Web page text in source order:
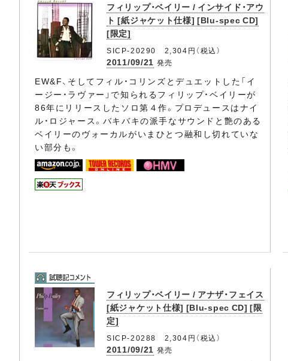
フィリップ・ベイリー / インサイド・アウ
ト [紙ジャケット仕様] [Blu-spec CD]
[限定]
SICP-20290 2,304円（税込）
2011/09/21 発売
EW&F、そしてフィル・コリンズとデュエットした「イ
ージー・ラヴァー」で知られるフィリップ・ベイリーが
86年にリリースしたソロ第４作。プロデュースはナイ
ル・ロジャース。バキバキの派手なサウンドと艶のある
ベイリーのヴォーカルがいまひとつ融和し切れていな
い部分も。
フィリップ・ベイリー / アナザ・フェイス
[紙ジャケット仕様] [Blu-spec CD] [限
定]
SICP-20288 2,304円（税込）
2011/09/21 発売